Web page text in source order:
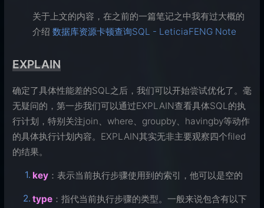
关于上文的内容，在之前的一篇笔记之中我有过大概的
介绍数据库资源卡顿查询SQL - LeticiaFENG Note
EXPLAIN
确定了具体性能差的SQL之后，我们可以开始尝试优化了。毫
无疑问的，第一步我们可以通过EXPLAIN查看具体SQL的执
行计划，特别关注join、where、groupby、havingby等动作
的具体执行计划内容。EXPLAIN其实无非主要观察四个filed
的结果。
key ：表示当前执行步骤使用到的索引，他可以是空的
type ：指代当前执行步骤的类型。一般来说包含有以下